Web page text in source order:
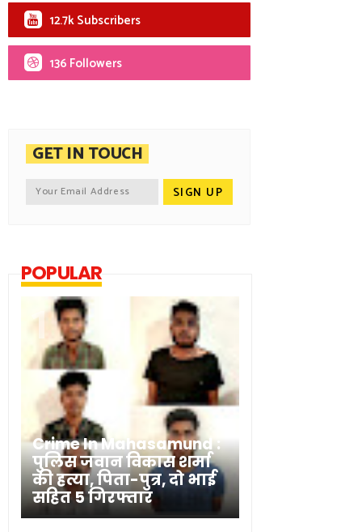
12.7k Subscribers
136 Followers
GET IN TOUCH
POPULAR
Crime In Mahasamund :
पुलिस जवान विकास शर्मा
की हत्या, पिता-पुत्र, दो भाई
सहित 5 गिरफ्तार